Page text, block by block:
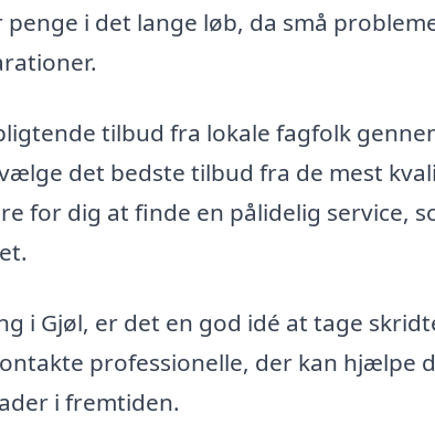
i det lange løb, da små
tilbud fra lokale fagfolk
det bedste tilbud fra de mest
for dig at finde en pålidelig service,
i Gjøl, er det en god idé at tage
professionelle, der kan hjælpe
i fremtiden.